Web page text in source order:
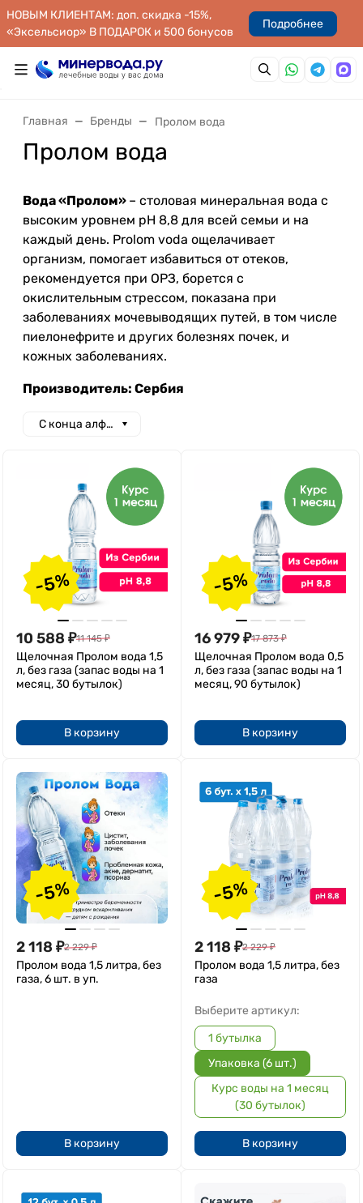
НОВЫМ КЛИЕНТАМ: доп. скидка -15%,
«Эксельсиор» В ПОДАРОК и 500 бонусов
Подробнее
Главная Бренды Пролом вода
Пролом вода
Вода «Пролом» – столовая минеральная вода с
высоким уровнем pH 8,8 для всей семьи и на
каждый день. Prolom voda ощелачивает
организм, помогает избавиться от отеков,
рекомендуется при ОРЗ, борется с
окислительным стрессом, показана при
заболеваниях мочевыводящих путей, в том числе
пиелонефрите и других болезнях почек, и
кожных заболеваниях.
Производитель: Сербия
С конца алфавита
-5%
10 588 ₽11 145 ₽
Щелочная Пролом вода 1,5
л, без газа (запас воды на 1
месяц, 30 бутылок)
В корзину
-5%
16 979₽17 873 ₽
Щелочная Пролом вода 0,5
л, без газа (запас воды на 1
месяц, 90 бутылок)
В корзину
-5%
2 118 ₽2 229 ₽
Пролом вода 1,5 литра, без
газа, 6 шт. в уп.
В корзину
-5%
2 118 ₽2 229 ₽
Пролом вода 1,5 литра, без
газа
Выберите артикул:
1 бутылка
Упаковка (6 шт.)
Курс воды на 1 месяц
(30 бутылок)
В корзину